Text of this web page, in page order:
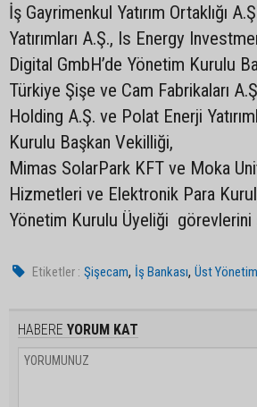
İş Gayrimenkul Yatırım Ortaklığı
Yatırımları A.Ş., Is Energy
Digital GmbH’de Yönetim Kurulu
Türkiye Şişe ve Cam Fabrikaları
Holding A.Ş. ve Polat Enerji
Kurulu Başkan Vekilliği,
Mimas SolarPark KFT ve Moka
Hizmetleri ve Elektronik Para
Yönetim Kurulu Üyeliği görevlerini
Etiketler : Şişecam, İş Bankası,Üst Yönetim
HABERE YORUM KAT